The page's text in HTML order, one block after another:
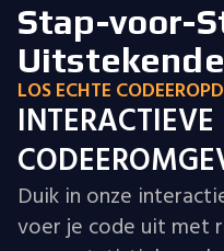
Stap-voor-
LOS ECHTE
INTERACTIEVE
Duik in onze
voer je code uit met